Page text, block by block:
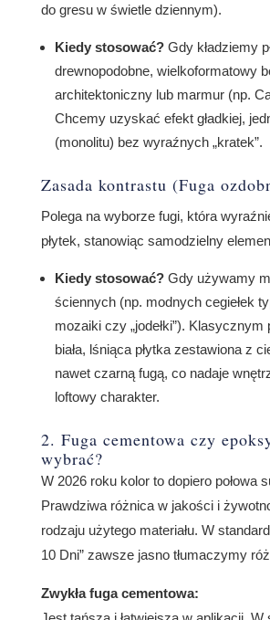
do gresu w świetle dziennym).
Kiedy stosować?Gdy kładziemy
drewnopodobne, wielkoformatowy
architektoniczny lub marmur (np.
Chcemy uzyskać efekt gładkiej,
(monolitu) bez wyraźnych „kratek”.
Zasada kontrastu (Fuga
Polega na wyborze fugi, która
płytek, stanowiąc samodzielny
Kiedy stosować?Gdy używamy
ściennych (np. modnych cegiełek
mozaiki czy „jodełki”). Klasycznym
biała, lśniąca płytka zestawiona z
nawet czarną fugą, co nadaje
loftowy charakter.
2. Fuga cementowa czy
wybrać?
W 2026 roku kolor to dopiero połowa
Prawdziwa różnica w jakości i
rodzaju użytego materiału. W
10 Dni” zawsze jasno tłumaczymy
Zwykła fuga cementowa: